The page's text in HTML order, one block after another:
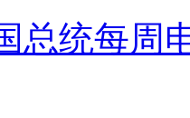
总统每周